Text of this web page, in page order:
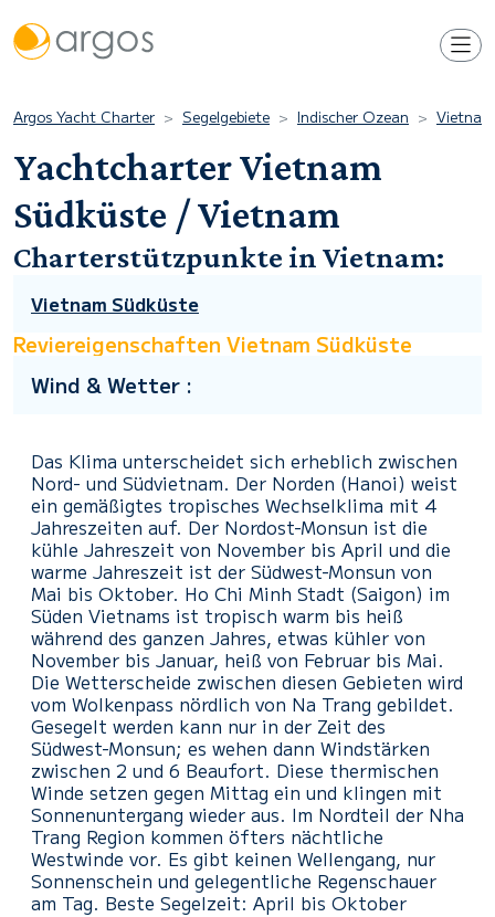
Argos Yacht Charter Segelgebiete Indischer Ozean Vietnam
Yachtcharter Vietnam
Südküste / Vietnam
Charterstützpunkte in Vietnam:
Vietnam Südküste
Reviereigenschaften Vietnam Südküste
Wind & Wetter :
Das Klima unterscheidet sich erheblich zwischen
Nord- und Südvietnam. Der Norden (Hanoi) weist
ein gemäßigtes tropisches Wechselklima mit 4
Jahreszeiten auf. Der Nordost-Monsun ist die
kühle Jahreszeit von November bis April und die
warme Jahreszeit ist der Südwest-Monsun von
Mai bis Oktober. Ho Chi Minh Stadt (Saigon) im
Süden Vietnams ist tropisch warm bis heiß
während des ganzen Jahres, etwas kühler von
November bis Januar, heiß von Februar bis Mai.
Die Wetterscheide zwischen diesen Gebieten wird
vom Wolkenpass nördlich von Na Trang gebildet.
Gesegelt werden kann nur in der Zeit des
Südwest-Monsun; es wehen dann Windstärken
zwischen 2 und 6 Beaufort. Diese thermischen
Winde setzen gegen Mittag ein und klingen mit
Sonnenuntergang wieder aus. Im Nordteil der Nha
Trang Region kommen öfters nächtliche
Westwinde vor. Es gibt keinen Wellengang, nur
Sonnenschein und gelegentliche Regenschauer
am Tag. Beste Segelzeit: April bis Oktober